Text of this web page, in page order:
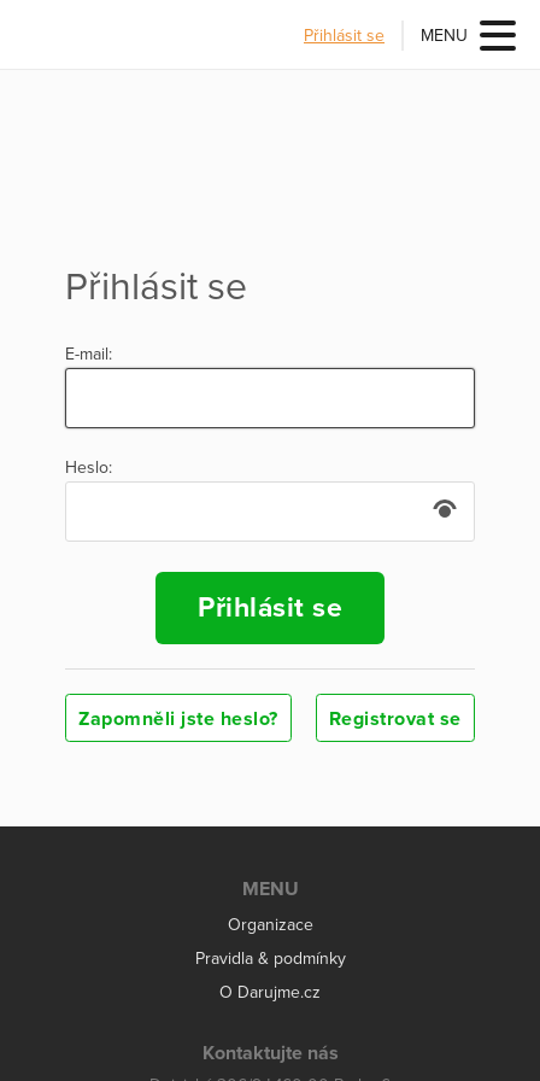
Přihlásit se MENU
Přihlásit se
E-mail:
Heslo:
Přihlásit se
Zapomněli jste heslo? Registrovat se
MENU
Organizace
Pravidla & podmínky
O Darujme.cz
Kontaktujte nás